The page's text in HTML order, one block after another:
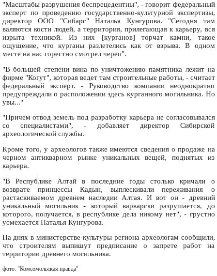
"Масштабы разрушения беспрецедентны", - говорит федеральный
эксперт по проведению государственно-культурной экспертизы,
директор ООО "Сибарс" Наталья Кунгурова. "Сегодня там
валяются кости людей, а территория, прилегающая к карьеру, вся
изрыта техникой. Из них [курганов] торчат камни, такое
ощущение, что курганы разлетелись как от взрыва. В одном
месте на нас горестно смотрел череп".
"В большей степени вина по уничтожению памятника лежит на
фирме "Когут", которая ведет там строительные работы, - считает
федеральный эксперт. - Руководство компании неоднократно
предупреждали о расположении здесь курганного могильника. Но
увы..."
"Причем отвод земель под разработку карьера не согласовывался
со специалистами", - добавляет директор Сибирской
археологической службы.
Кроме того, у археологов также имеются сведения о продаже на
черном антикварном рынке уникальных вещей, поднятых из
карьера.
"В Республике Алтай в последние годы столько кричали о
возврате принцессы Кадын, выплескивали переживания о
растаскиваемом древнем наследии Алтая. И вот он - древний
уникальный могильник - который варварски разрушается, до
которого, получается, в республике дела никому нет", - грустно
усмехается Наталья Кунгурова.
На днях в министерстве культуры региона археологам сообщили,
что строителям выпишут предписание о запрете работ на
территории древнего могильника.
фото: "Комсомольская правда"